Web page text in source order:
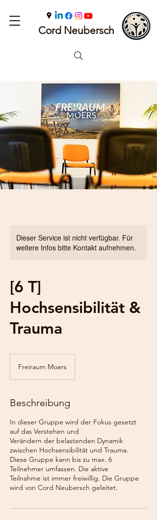
Cord Neubersch
Dieser Service ist nicht verfügbar. Für
weitere Infos bitte Kontakt aufnehmen.
[6 T]
Hochsensibilität &
Trauma
Freiraum Moers
Beschreibung
In dieser Gruppe wird der Fokus gesetzt
auf das Verstehen und
Verändern der belastenden Dynamik
zwischen Hochsensibilität und Trauma.
Diese Gruppe kann bis zu max. 6
Teilnehmer umfassen. Die aktive
Teilnahme ist immer freiwillig. Die Gruppe
wird von Cord Neubersch geleitet.